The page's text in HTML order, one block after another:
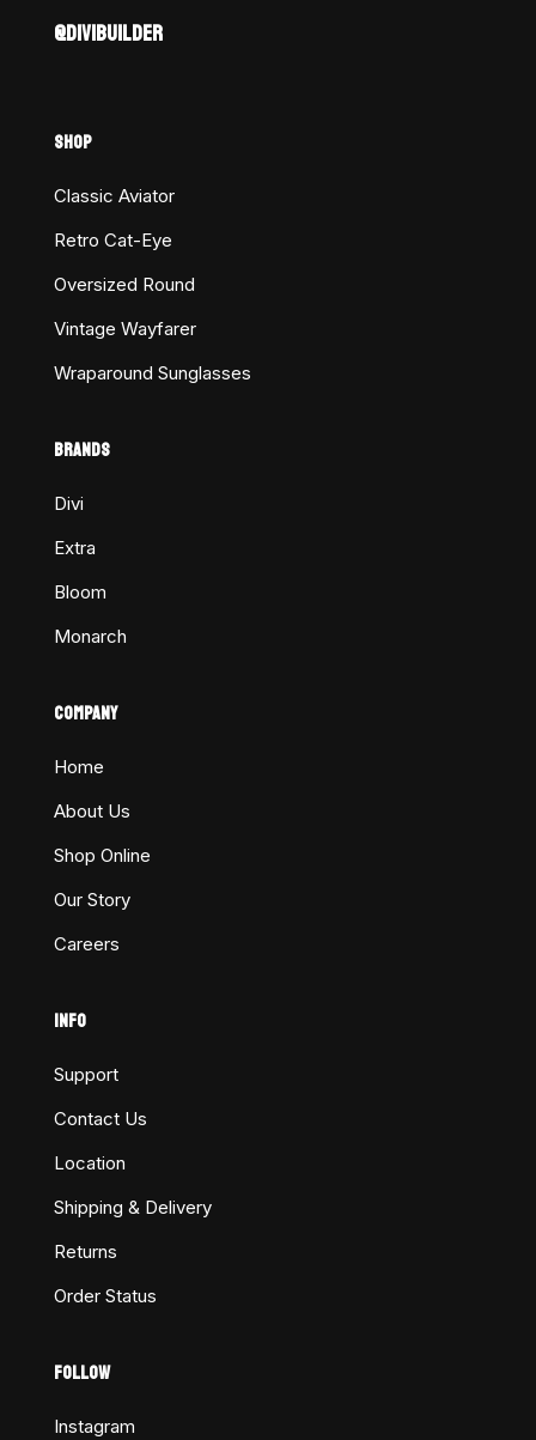
@DIVIBUILDER
SHOP
Classic Aviator
Retro Cat-Eye
Oversized Round
Vintage Wayfarer
Wraparound Sunglasses
BRANDS
Divi
Extra
Bloom
Monarch
COMPANY
Home
About Us
Shop Online
Our Story
Careers
INFO
Support
Contact Us
Location
Shipping & Delivery
Returns
Order Status
FOLLOW
Instagram